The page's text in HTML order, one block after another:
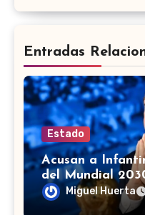
Entradas
Estado
Acusan a
del Mundial
cambio de
Miguel Huerta